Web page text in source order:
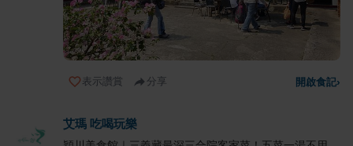
表示讚賞 分享 開啟食記›
艾瑪 吃喝玩樂